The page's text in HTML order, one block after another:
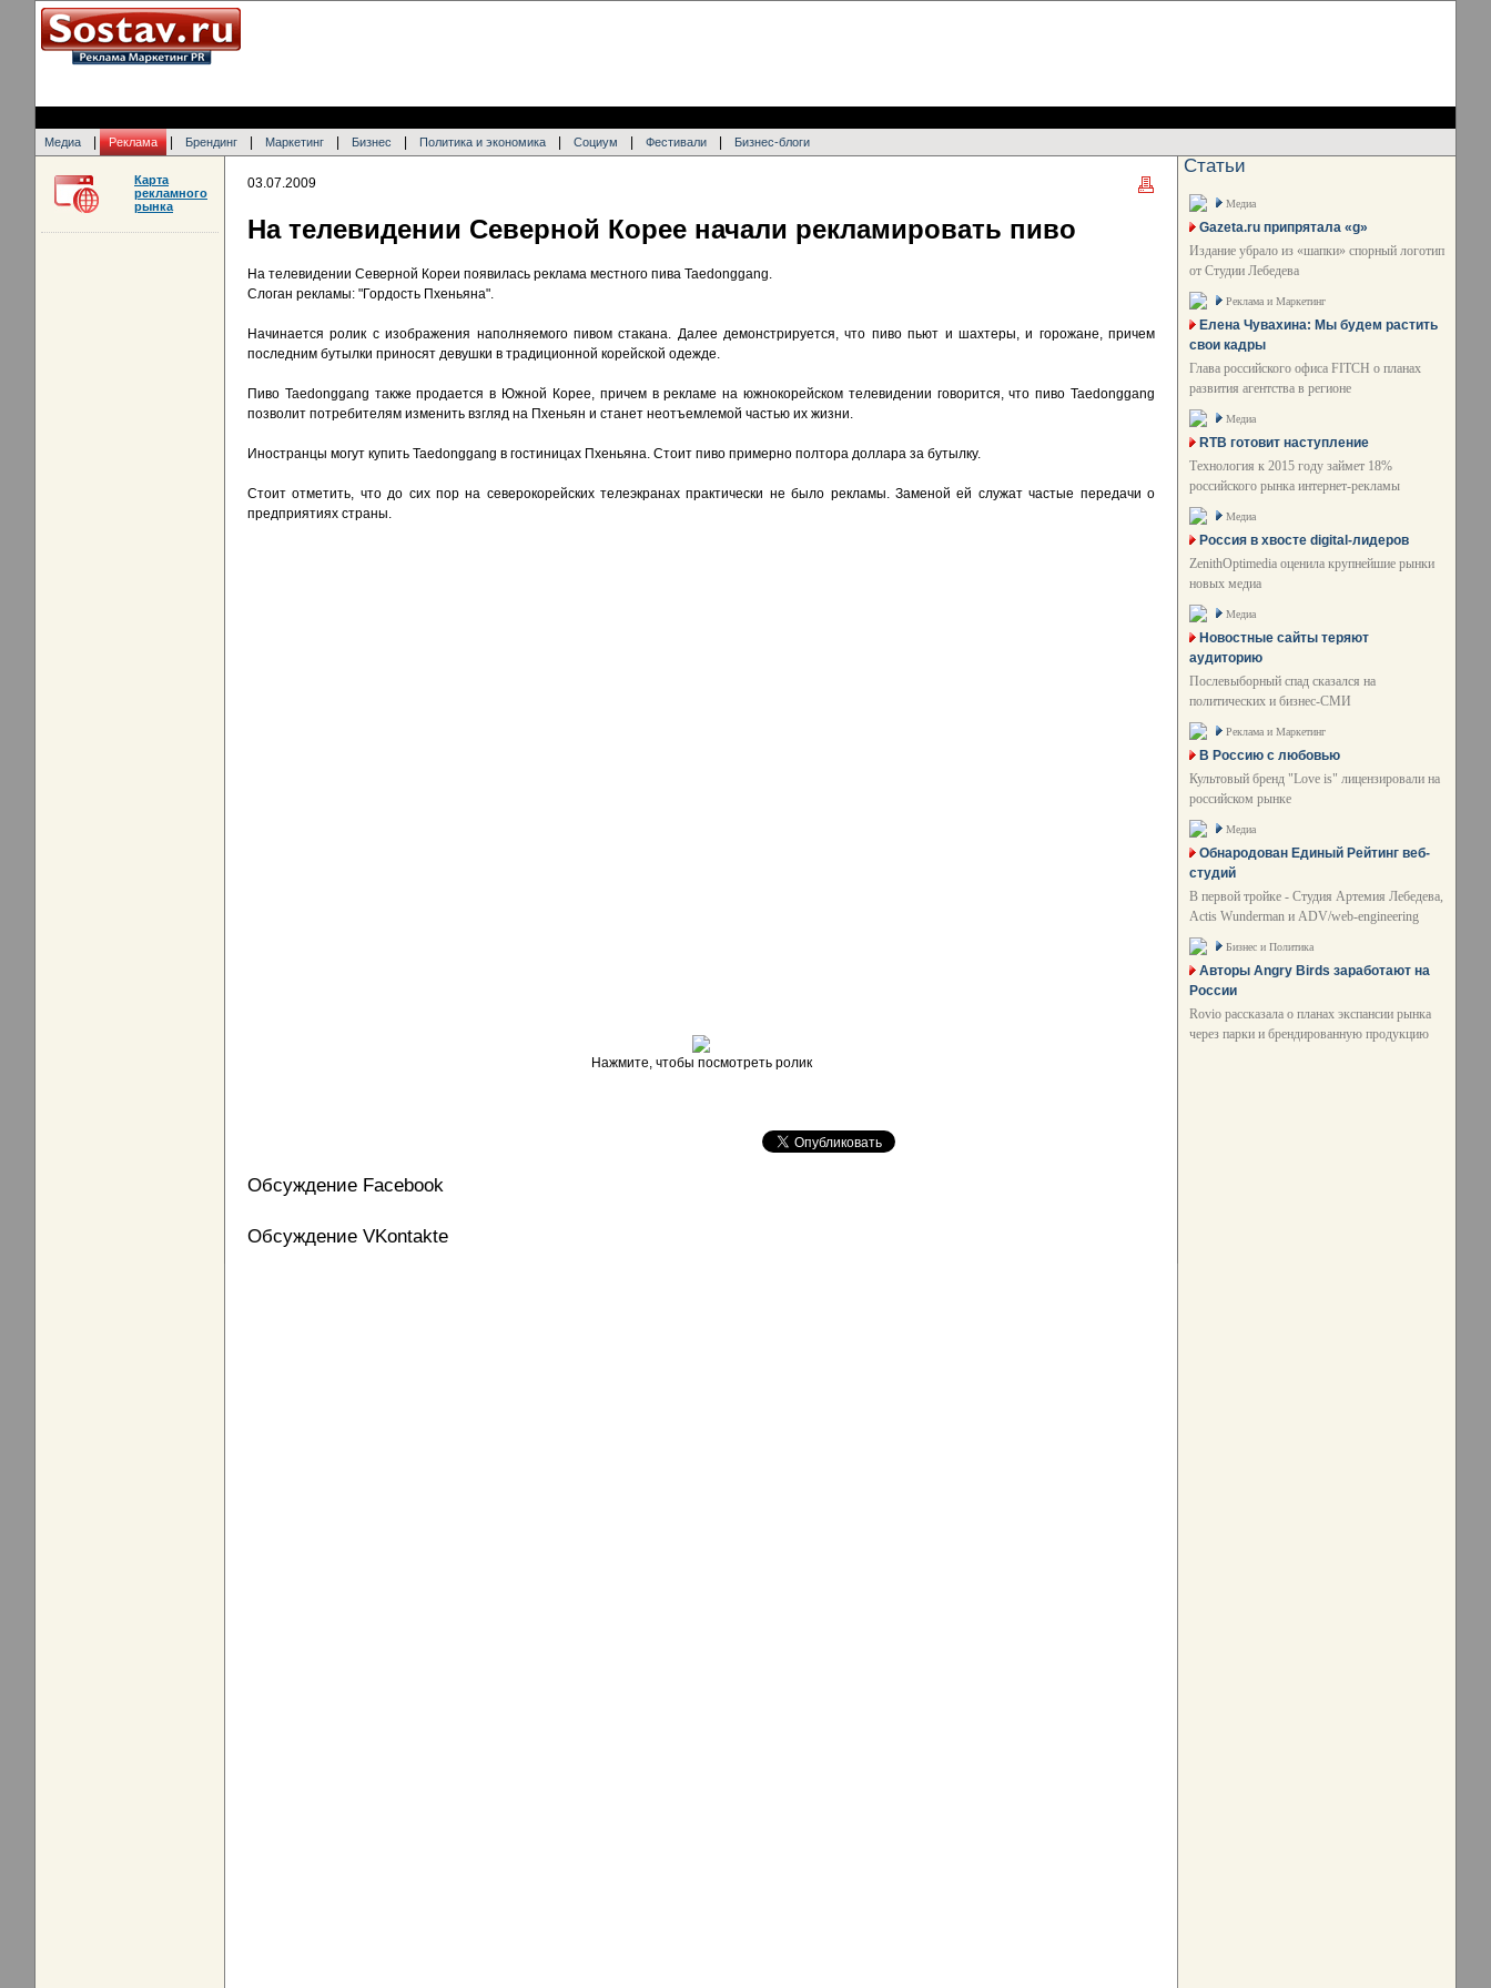
Медиа Реклама Брендинг Маркетинг Бизнес Политика и экономика Социум Фестивали Бизнес-блоги
03.07.2009
На телевидении Северной Корее начали рекламировать пиво
На телевидении Северной Кореи появилась реклама местного пива Taedonggang.
Слоган рекламы: "Гордость Пхеньяна".
Начинается ролик с изображения наполняемого пивом стакана. Далее демонстрируется, что пиво пьют и шахтеры, и горожане, причем
последним бутылки приносят девушки в традиционной корейской одежде.
Пиво Taedonggang также продается в Южной Корее, причем в рекламе на южнокорейском телевидении говорится, что пиво Taedonggang
позволит потребителям изменить взгляд на Пхеньян и станет неотъемлемой частью их жизни.
Иностранцы могут купить Taedonggang в гостиницах Пхеньяна. Стоит пиво примерно полтора доллара за бутылку.
Стоит отметить, что до сих пор на северокорейских телеэкранах практически не было рекламы. Заменой ей служат частые передачи о
предприятиях страны.
Нажмите, чтобы посмотреть ролик
Обсуждение Facebook
Обсуждение VKontakte
Карта
рекламного
рынка
Статьи
Медиа
Gazeta.ru припрятала «g»
Издание убрало из «шапки» спорный логотип
от Студии Лебедева
Реклама и Маркетинг
Елена Чувахина: Мы будем растить
свои кадры
Глава российского офиса FITCH о планах
развития агентства в регионе
Медиа
RTB готовит наступление
Технология к 2015 году займет 18%
российского рынка интернет-рекламы
Медиа
Россия в хвосте digital-лидеров
ZenithOptimedia оценила крупнейшие рынки
новых медиа
Медиа
Новостные сайты теряют
аудиторию
Послевыборный спад сказался на
политических и бизнес-СМИ
Реклама и Маркетинг
В Россию с любовью
Культовый бренд "Love is" лицензировали на
российском рынке
Медиа
Обнародован Единый Рейтинг веб-
студий
В первой тройке - Студия Артемия Лебедева,
Actis Wunderman и ADV/web-engineering
Бизнес и Политика
Авторы Angry Birds заработают на
России
Rovio рассказала о планах экспансии рынка
через парки и брендированную продукцию